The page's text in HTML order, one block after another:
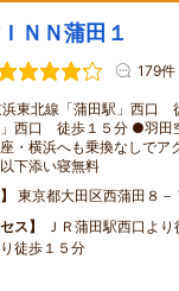
ＮＮ蒲田１
179件
東北線「蒲田駅」西口
西口 徒歩１５分 ●羽田
・横浜へも乗換なしで
下添い寝無料
東京都大田区西蒲田８－
ス
ＪＲ蒲田駅西口よ
徒歩１５分